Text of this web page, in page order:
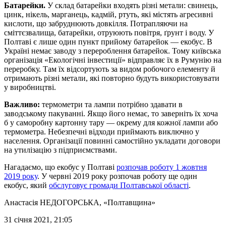
Батарейки. У склад батарейки входять різні метали: свинець,
цинк, нікель, марганець, кадмій, ртуть, які містять агресивні
кислоти, що забруднюють довкілля. Потрапляючи на
сміттєзвалища, батарейки, отруюють повітря, ґрунт і воду. У
Полтаві є лише один пункт прийому батарейок — екобус. В
Україні немає заводу з перероблення батарейок. Тому київська
організація «Екологічні інвестиції» відправляє їх в Румунію на
переробку. Там їх відсортують за видом робочого елементу й
отримають різні метали, які повторно будуть використовувати
у виробництві.
Важливо: термометри та лампи потрібно здавати в
заводському пакуванні. Якщо його немає, то заверніть їх хоча
б у саморобну картонну тару — окрему для кожної лампи або
термометра. Небезпечні відходи приймають виключно у
населення. Організації повинні самостійно укладати договори
на утилізацію з підприємствами.
Нагадаємо, що екобус у Полтаві розпочав роботу 1 жовтня
2019 року. У червні 2019 року розпочав роботу ще один
екобус, який обслуговує громади Полтавської області.
Анастасія НЕДОГОРСЬКА, «Полтавщина»
31 січня 2021, 21:05